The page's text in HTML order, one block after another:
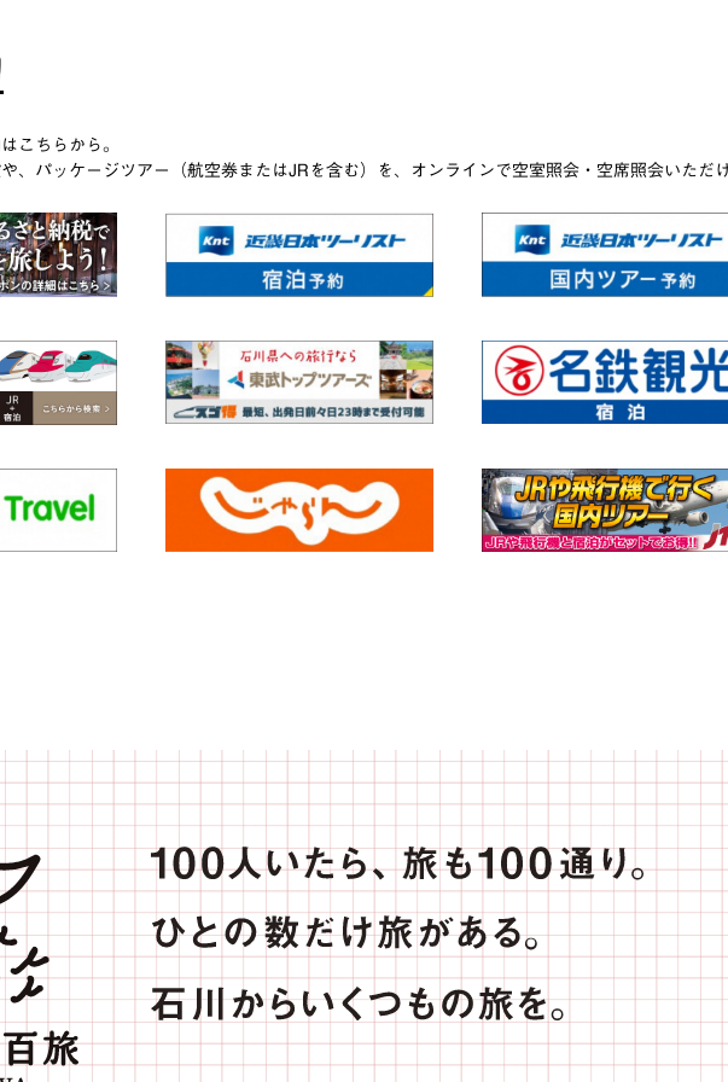
こちらから。
、パッケージツアー（航空券またはJRを含む）を、オンラインで空室照会・空席照会いただ